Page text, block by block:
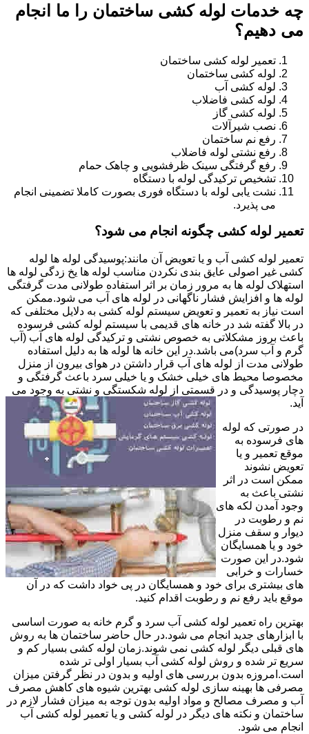
چه خدمات لوله کشی ساختمان را ما انجام
می دهیم؟
تعمیر لوله کشی ساختمان
لوله کشی ساختمان
لوله کشی آب
لوله کشی فاضلاب
لوله کشی گاز
نصب شیرآلات
رفع نم ساختمان
رفع نشتی لوله فاضلاب
رفع گرفتگی سینک ظرفشویی و چاهک حمام
تشخیص ترکیدگی لوله با دستگاه
نشت یابی لوله با دستگاه فوری بصورت کاملا تضمینی انجام
می پذیرد.
تعمیر لوله کشی چگونه انجام می شود؟
تعمیر لوله کشی آب و یا تعویض آن مانند:پوسیدگی لوله ها لوله
کشی غیر اصولی عایق بندی نکردن مناسب لوله ها یخ زدگی لوله ها
استهلاک لوله ها به مرور زمان بر اثر استفاده طولانی مدت گرفتگی
لوله ها و افزایش فشار ناگهانی در لوله های آب می شود.ممکن
است نیاز به تعمیر و تعویض سیستم لوله کشی به دلایل مختلفی که
در بالا گفته شد در خانه های قدیمی با سیستم لوله کشی فرسوده
باعث بروز مشکلاتی به خصوص نشتی و ترکیدگی لوله های آب (آب
گرم و آب سرد)می باشد.در این خانه ها لوله ها به دلیل استفاده
طولانی مدت از لوله های آب قرار داشتن در هوای بیرون از منزل
مخصوصا محیط های خیلی خشک و یا خیلی سرد باعث گرفتگی و
دچار پوسیدگی و در قسمتی از لوله شکستگی و نشتی به وجود می
آید.
در صورتی که لوله
های فرسوده به
موقع تعمیر و یا
تعویض نشوند
ممکن است در اثر
نشتی باعث به
وجود آمدن لکه های
نم و رطوبت در
دیوار و سقف منزل
خود و یا همسایگان
شود.در این صورت
خسارات و خرابی
های بیشتری برای خود و همسایگان در پی خواد داشت که در آن
موقع باید رفع نم و رطوبت اقدام کنید.
بهترین راه تعمیر لوله کشی آب سرد و گرم خانه به صورت اساسی
با ابزارهای جدید انجام می شود.در حال حاضر ساختمان ها به روش
های قبلی دیگر لوله کشی نمی شوند.زمان لوله کشی بسیار کم و
سریع تر شده و روش لوله کشی آب بسیار اولی تر شده
است.امروزه بدون بررسی های اولیه و بدون در نظر گرفتن میزان
مصرفی ها بهینه سازی لوله کشی بهترین شیوه های کاهش مصرف
آب و مصرف مصالح و مواد اولیه بدون توجه به میزان فشار لازم در
ساختمان و نکته های دیگر در لوله کشی و یا تعمیر لوله کشی آب
انجام می شود.